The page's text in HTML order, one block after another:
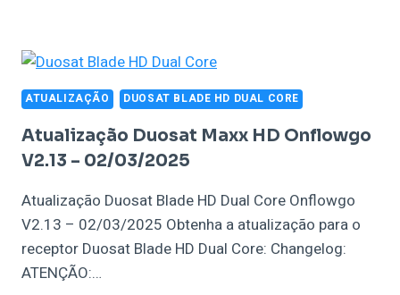
ATUALIZAÇÃO DUOSAT BLADE HD DUAL CORE
Atualização Duosat Maxx HD Onflowgo
V2.13 – 02/03/2025
Atualização Duosat Blade HD Dual Core Onflowgo
V2.13 – 02/03/2025 Obtenha a atualização para o
receptor Duosat Blade HD Dual Core: Changelog:
ATENÇÃO:…